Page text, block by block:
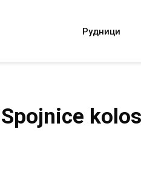
Рудници
Spojnice